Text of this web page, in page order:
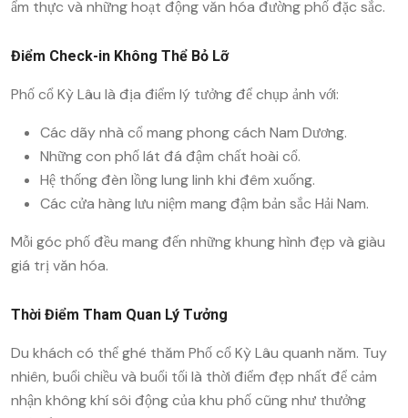
ẩm thực và những hoạt động văn hóa đường phố đặc sắc.
Điểm Check-in Không Thể Bỏ Lỡ
Phố cổ Kỳ Lâu là địa điểm lý tưởng để chụp ảnh với:
Các dãy nhà cổ mang phong cách Nam Dương.
Những con phố lát đá đậm chất hoài cổ.
Hệ thống đèn lồng lung linh khi đêm xuống.
Các cửa hàng lưu niệm mang đậm bản sắc Hải Nam.
Mỗi góc phố đều mang đến những khung hình đẹp và giàu
giá trị văn hóa.
Thời Điểm Tham Quan Lý Tưởng
Du khách có thể ghé thăm Phố cổ Kỳ Lâu quanh năm. Tuy
nhiên, buổi chiều và buổi tối là thời điểm đẹp nhất để cảm
nhận không khí sôi động của khu phố cũng như thưởng